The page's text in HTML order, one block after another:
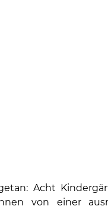
Acht
von einer